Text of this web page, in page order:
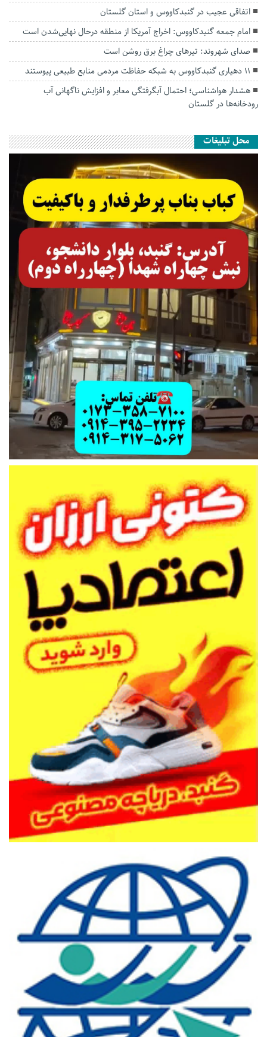
اتفاقی عجیب در‌ گنبدکاووس و استان گلستان
امام جمعه گنبدکاووس: اخراج آمریکا از منطقه درحال نهایی‌شدن است
صدای شهروند: تیرهای چراغ برق روشن است
۱۱ دهیاری گنبدکاووس به شبکه حفاظت مردمی منابع طبیعی پیوستند
هشدار هواشناسی؛ احتمال آبگرفتگی معابر و افزایش ناگهانی آب
رودخانه‌ها در گلستان
محل تبلیغات